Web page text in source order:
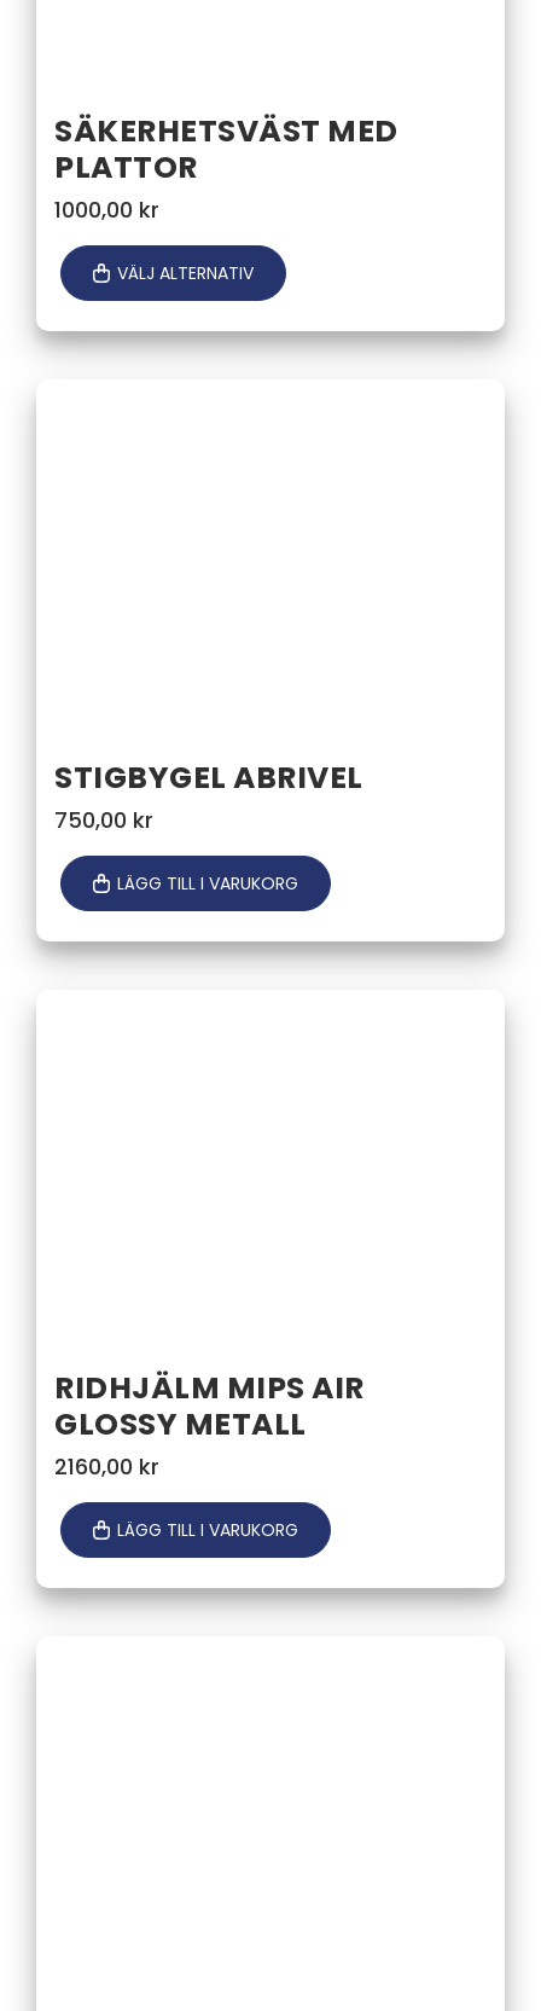
SÄKERHETSVÄST MED
PLATTOR
1000,00 kr
VÄLJ ALTERNATIV
STIGBYGEL ABRIVEL
750,00 kr
LÄGG TILL I VARUKORG
RIDHJÄLM MIPS AIR
GLOSSY METALL
2160,00 kr
LÄGG TILL I VARUKORG